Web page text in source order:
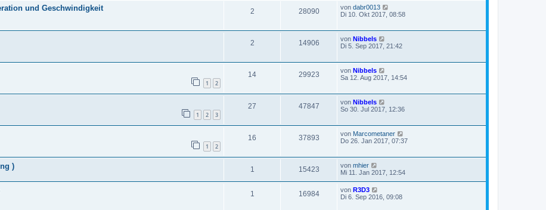
und Geschwindigkeit 2 28090 von dabr0013
Di 10. Okt 2017, 08:58
2 14906 von Nibbels
Di 5. Sep 2017, 21:42
1 2
14 29923 von Nibbels
Sa 12. Aug 2017, 14:54
1 2 3
27 47847 von Nibbels
So 30. Jul 2017, 12:36
1 2
16 37893 von Marcometaner
Do 26. Jan 2017, 07:37
) 1 15423 von mhier
Mi 11. Jan 2017, 12:54
1 16984 von R3D3
Di 6. Sep 2016, 09:08